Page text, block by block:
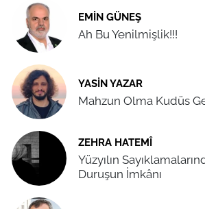
EMIN GÜNEŞ
Ah Bu Yenilmişlik!!!
YASIN YAZAR
Mahzun Olma Kudüs
ZEHRA HATEMÎ
Yüzyılın
Duruşun İmkânı